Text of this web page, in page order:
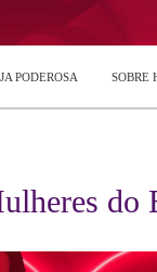
PODEROSA SOBRE
do